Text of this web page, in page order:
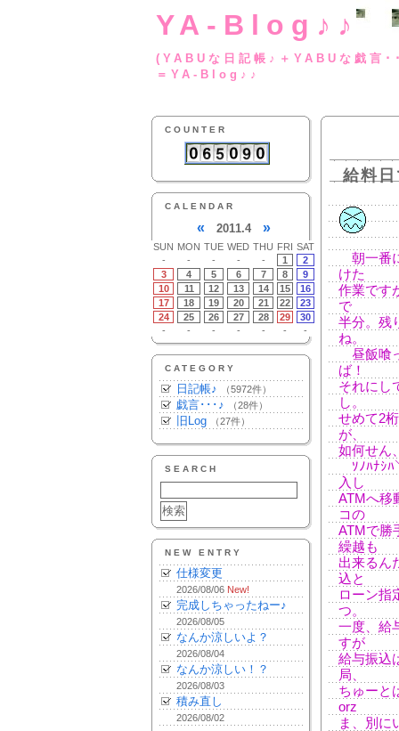
YA-Blog♪♪
(YABUな日記帳♪
＝YA-Blog♪♪
COUNTER
CALENDAR
« 2011.4 »
SUN MON TUE WED THU FRI SAT
-
- - - - 1
2
3
4 5 6 7 8
9
10
11 12 13 14 15
16
17
18 19 20 21 22
23
24
25 26 27 28 29
30
-
- - - - - -
CATEGORY
日記帳♪ （5972件）
戯言･･･♪ （28件）
旧Log （27件）
SEARCH
NEW ENTRY
仕様変更
2026/08/06 New!
完成しちゃったねー♪
2026/08/05
なんか涼しいよ？
2026/08/04
なんか涼しい！？
2026/08/03
積み直し
2026/08/02
給料
朝一番
けた
作業です
で
半分。残
ね。
昼飯喰
ば！
それにし
し。
せめて2
が、
如何せん
ｿﾉﾊﾅｼﾊ
入し
ATMへ移
コの
ATMで勝
繰越も
出来るん
込と
ローン指
つ。
一度、給
すが
給与振込
局、
ちゅーと
orz
ま、別に